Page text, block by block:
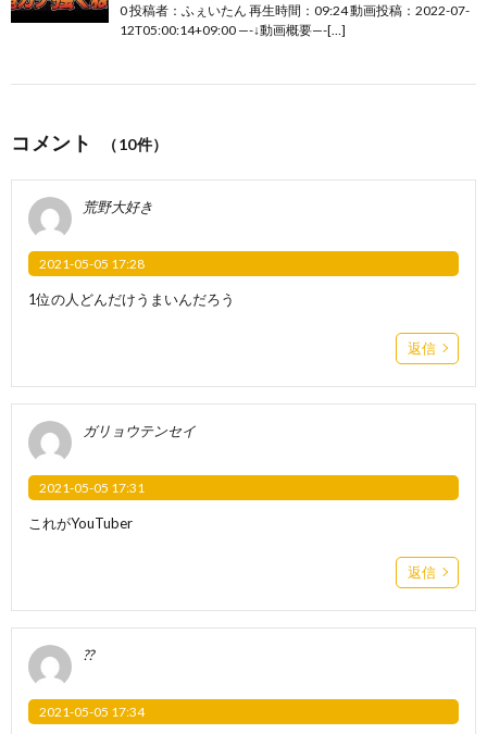
0 投稿者：ふぇいたん 再生時間：09:24 動画投稿：2022-07-
12T05:00:14+09:00 —-↓動画概要—-[…]
コメント （10件）
荒野大好き
2021-05-05 17:28
1位の人どんだけうまいんだろう
返信
ガリョウテンセイ
2021-05-05 17:31
これがYouTuber
返信
??
2021-05-05 17:34